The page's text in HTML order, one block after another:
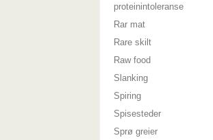
proteinintoleranse
Rar mat
Rare skilt
Raw food
Slanking
Spiring
Spisesteder
Sprø greier